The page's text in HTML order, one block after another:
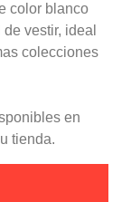
color blanco
vestir, ideal
colecciones
en
tienda.